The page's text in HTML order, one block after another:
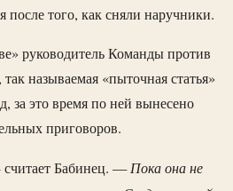
после того, как сняли наручники.
руководитель Команды против
, так называемая «пыточная статья»
за это время по ней вынесено
приговоров.
считает Бабинец. —Пока она не